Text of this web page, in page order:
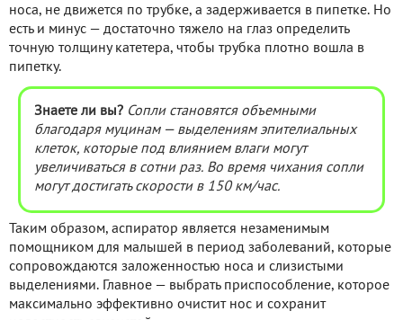
носа, не движется по трубке, а задерживается в пипетке. Но
есть и минус — достаточно тяжело на глаз определить
точную толщину катетера, чтобы трубка плотно вошла в
пипетку.
Знаете ли вы? Сопли становятся объемными
благодаря муцинам — выделениям эпителиальных
клеток, которые под влиянием влаги могут
увеличиваться в сотни раз. Во время чихания сопли
могут достигать скорости в 150 км/час.
Таким образом, аспиратор является незаменимым
помощником для малышей в период заболеваний, которые
сопровождаются заложенностью носа и слизистыми
выделениями. Главное — выбрать приспособление, которое
максимально эффективно очистит нос и сохранит